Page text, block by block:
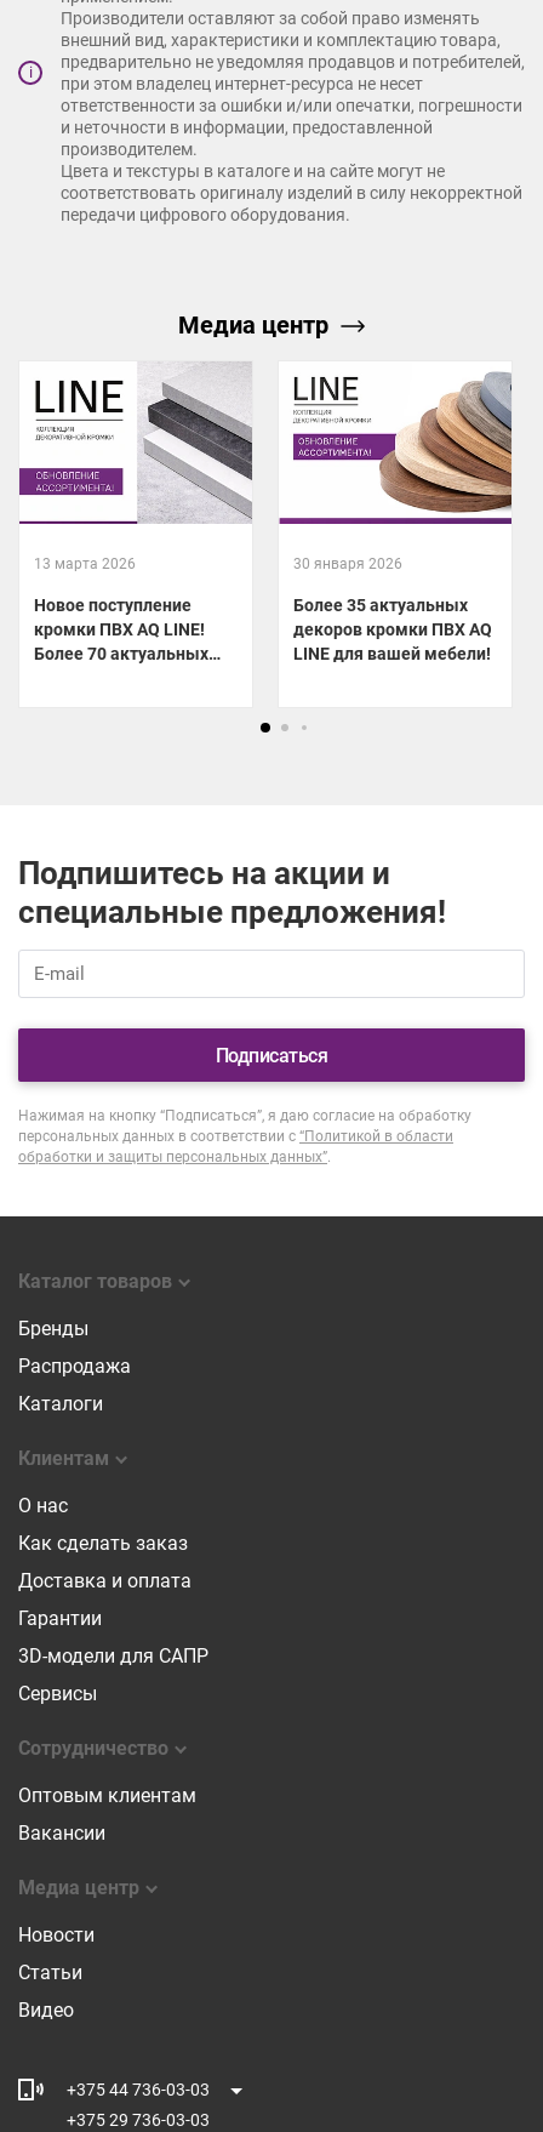
i
Производители оставляют за собой право изменять
внешний вид, характеристики и комплектацию товара,
предварительно не уведомляя продавцов и потребителей,
при этом владелец интернет-ресурса не несет
ответственности за ошибки и/или опечатки, погрешности
и неточности в информации, предоставленной
производителем.
Цвета и текстуры в каталоге и на сайте могут не
соответствовать оригиналу изделий в силу некорректной
передачи цифрового оборудования.
Медиа центр
13 марта 2026
Новое поступление
кромки ПВХ AQ LINE!
Более 70 актуальных
30 января 2026
Более 35 актуальных
декоров кромки ПВХ AQ
LINE для вашей мебели!
Подпишитесь на акции и
специальные предложения!
Подписаться
Нажимая на кнопку “Подписаться”, я даю согласие на обработку
персональных данных в соответствии с “Политикой в области
обработки и защиты персональных данных”.
Каталог товаров
Бренды
Распродажа
Каталоги
Клиентам
О нас
Как сделать заказ
Доставка и оплата
Гарантии
3D-модели для САПР
Сервисы
Сотрудничество
Оптовым клиентам
Вакансии
Медиа центр
Новости
Статьи
Видео
+375 44 736-03-03
+375 29 736-03-03